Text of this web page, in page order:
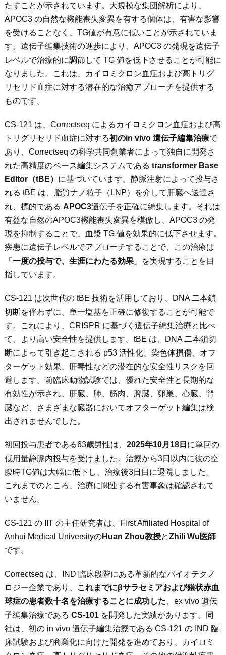
たすことが示されています。大規模な集団解析により、
APOC3 の自然な機能喪失変異を有する個体は、有害な影響
を受けることなく、TG値が有意に低いことが示されていま
す。遺伝子編集技術の進歩により、APOC3 の発現を遺伝子
レベルで治療的に調節して TG 値を低下させることが可能に
なりました。これは、カイロミクロン血症および高トリグ
リセリド血症に対する潜在的な治癒アプローチを提供する
ものです。
CS-121 は、Correctseq によるカイロミクロン血症および高
トリグリセリド血症に対する初のin vivo 遺伝子編集治療で
あり、Correctseq の科学共同創業者によって独自に開発さ
れた高精度のベース編集システムである transformer Base
Editor（tBE） に基づいています。静脈注射によって投与さ
れる tBE は、脂質ナノ粒子（LNP）を介して肝臓へ送達さ
れ、標的である APOC3遺伝子を正確に編集します。それは
有益な自然のAPOC3機能喪失変異を模倣し、APOC3 の発
現を抑制することで、血漿 TG 値を効果的に低下させます。
疾患に遺伝子レベルでアプローチすることで、この治療は
「 一度の投与で、生涯にわたる効果」を実現することを目
指しています。
CS-121 は次世代の tBE 技術を活用しており、DNA 二本鎖
切断を伴わずに、単一塩基を正確に修復することが可能で
す。これにより、CRISPR に基づく遺伝子編集治療と比べ
て、より高い安全性を提供します。tBE は、DNA 二本鎖切
断によって引き起こされる p53 活性化、染色体損傷、オフ
ターゲット効果、肝毒性などの潜在的な安全性リスクを回
避します。前臨床動物試験では、優れた安全性と長期的な
有効性が示され、肝臓、肺、筋肉、脾臓、卵巣、心臓、腎
臓など、さまざまな臓器においてオフターゲット編集は検
出されませんでした。
初回投与患者である63歳男性は、 2025年10月18日 に単回の
低用量静脈内投与を受けました。治療から3日以内に彼の空
腹時TG値は大幅に低下し、治療後3日目に退院しました。
これまでのところ、治療に関連する有害事象は確認されて
いません。
CS-121 の IIT の主任研究者は、First Affiliated Hospital of
Anhui Medical UniversityのHuan Zhou教授とZhili Wu 医師
です。
Correctseq は、IND 臨床段階にある革新的なバイオテクノ
ロジー企業であり、
これまでにβサラセミアおよび鎌状赤血
球症の患者数十名を治療することに成功した
ex vivo遺伝
子編集治療である CS-101を開発した実績があります。同
社は、初のin vivo遺伝子編集治療である CS-121 の IND 臨
床試験および商業化に向けた開発を進めており、カイロミ